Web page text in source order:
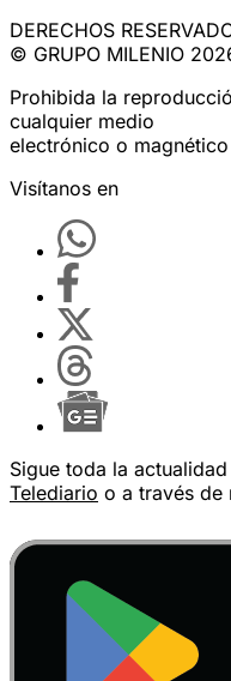
DERECHOS
© GRUPO MILENIO
Prohibida la
cualquier medio
electrónico o magnético
Visítanos en
Sigue toda la
Telediario o a través de